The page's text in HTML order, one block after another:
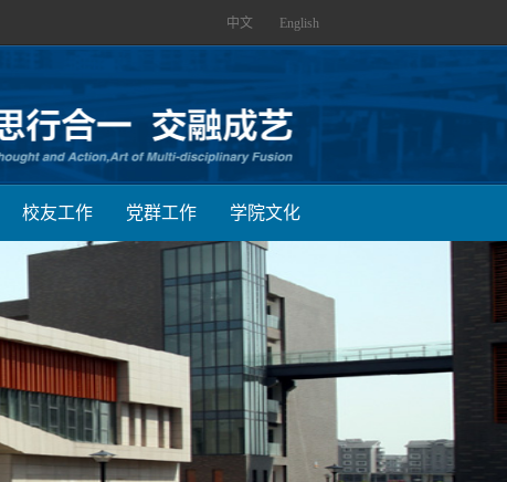
中文 English
校友工作 党群工作 学院文化